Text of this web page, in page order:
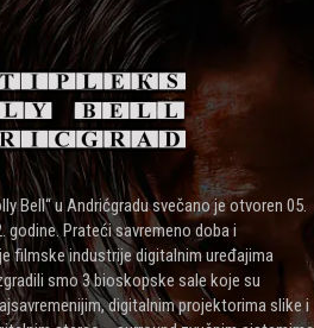
Bell“ u Andrićgradu svečano je otvoren 05.
godine. Prateći savremeno doba i
filmske industrije digitalnim uređajima
smo 3 bioskopske sale koje su
digitalnim projektorima slike i